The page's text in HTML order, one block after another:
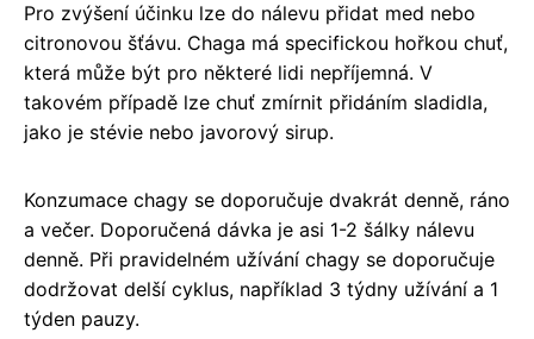
Pro zvýšení účinku lze do nálevu přidat med nebo
citronovou šťávu. Chaga má specifickou hořkou chuť,
která může být pro některé lidi nepříjemná. V
takovém případě lze chuť zmírnit přidáním sladidla,
jako je stévie nebo javorový sirup.
Konzumace chagy se doporučuje dvakrát denně, ráno
a večer. Doporučená dávka je asi 1-2 šálky nálevu
denně. Při pravidelném užívání chagy se doporučuje
dodržovat delší cyklus, například 3 týdny užívání a 1
týden pauzy.